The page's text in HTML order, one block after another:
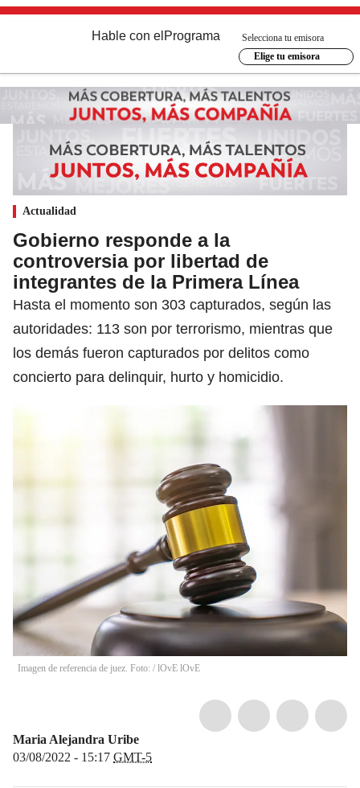
Hable con el Programa
Selecciona tu emisora
Elige tu emisora
Actualidad
Gobierno responde a la
controversia por libertad de
integrantes de la Primera Línea
Hasta el momento son 303 capturados, según las
autoridades: 113 son por terrorismo, mientras que
los demás fueron capturados por delitos como
concierto para delinquir, hurto y homicidio.
Imagen de referencia de juez. Foto: / lOvE lOvE
Maria Alejandra Uribe
03/08/2022 - 15:17 GMT-5